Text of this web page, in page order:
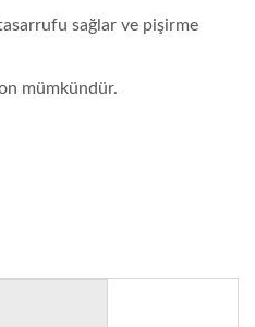
sağlar ve pişirme
mümkündür.